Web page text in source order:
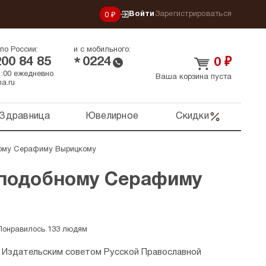
0 ₽ Войти Зарегистрироваться
России:
84 85
и с мобильного:
* 0224
ежедневно
0 ₽
Ваша корзина пуста
Ювелирное Скидки
Серафиму Вырицкому
Серафиму
Понравилось 133 людям
советом Русской Православной